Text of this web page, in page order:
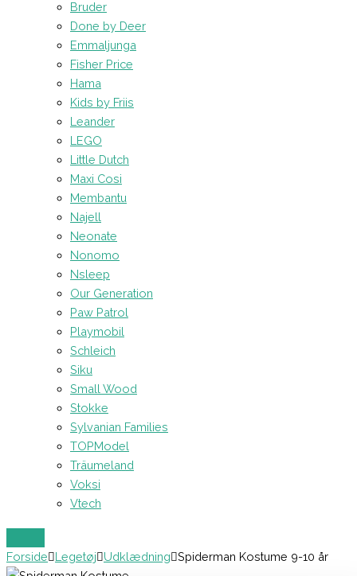
Bruder
Done by Deer
Emmaljunga
Fisher Price
Hama
Kids by Friis
Leander
LEGO
Little Dutch
Maxi Cosi
Membantu
Najell
Neonate
Nonomo
Nsleep
Our Generation
Paw Patrol
Playmobil
Schleich
Siku
Small Wood
Stokke
Sylvanian Families
TOPModel
Träumeland
Voksi
Vtech
Forside Legetøj Udklædning Spiderman Kostume 9-10 år